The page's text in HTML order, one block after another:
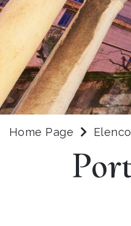
Home Page